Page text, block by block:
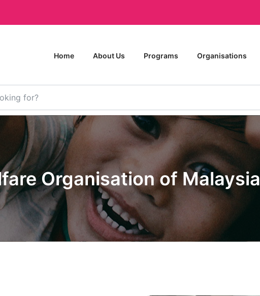
Home About Us Programs Organisations
Organisation of Malaysia